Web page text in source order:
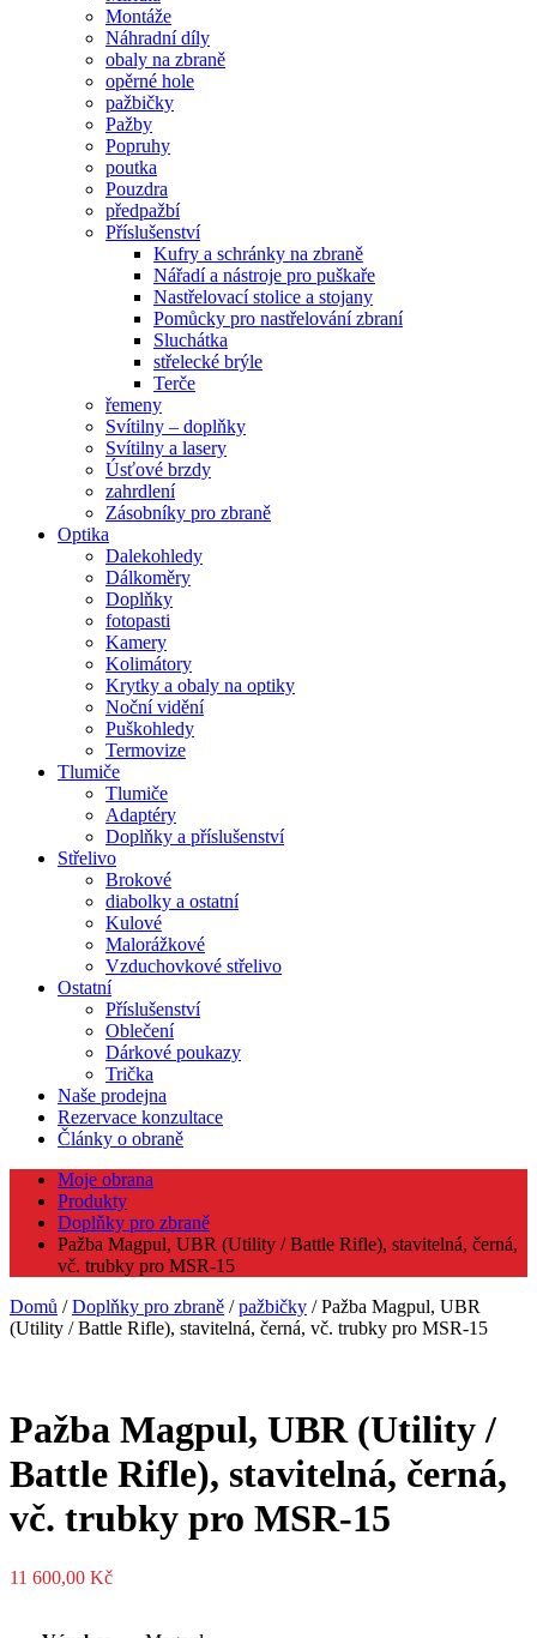
Montáže
Náhradní díly
obaly na zbraně
opěrné hole
pažbičky
Pažby
Popruhy
poutka
Pouzdra
předpažbí
Příslušenství
Kufry a schránky na zbraně
Nářadí a nástroje pro puškaře
Nastřelovací stolice a stojany
Pomůcky pro nastřelování zbraní
Sluchátka
střelecké brýle
Terče
řemeny
Svítilny – doplňky
Svítilny a lasery
Úsťové brzdy
zahrdlení
Zásobníky pro zbraně
Optika
Dalekohledy
Dálkoměry
Doplňky
fotopasti
Kamery
Kolimátory
Krytky a obaly na optiky
Noční vidění
Puškohledy
Termovize
Tlumiče
Tlumiče
Adaptéry
Doplňky a příslušenství
Střelivo
Brokové
diabolky a ostatní
Kulové
Malorážkové
Vzduchovkové střelivo
Ostatní
Příslušenství
Oblečení
Dárkové poukazy
Trička
Naše prodejna
Rezervace konzultace
Články o obraně
Moje obrana
Produkty
Doplňky pro zbraně
Pažba Magpul, UBR (Utility / Battle Rifle), stavitelná, černá,
vč. trubky pro MSR-15
Domů /Doplňky pro zbraně /pažbičky / Pažba Magpul, UBR
(Utility / Battle Rifle), stavitelná, černá, vč. trubky pro MSR-15
Pažba Magpul, UBR (Utility /
Battle Rifle), stavitelná, černá,
vč. trubky pro MSR-15
11 600,00 Kč